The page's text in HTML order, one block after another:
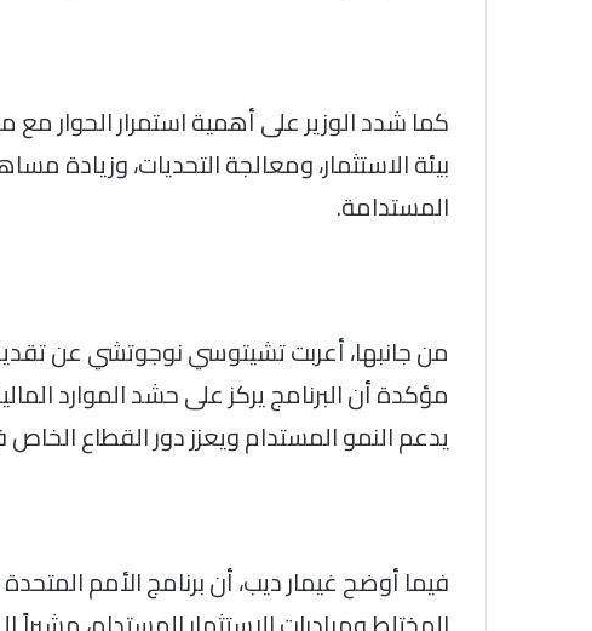
كما شدد الوزير على أهمية استمرار الحوار
بيئة الاستثمار، ومعالجة التحديات، وزيادة
المستدامة.
من جانبها، أعربت تشيتوسي نوجوتشي عن
مؤكدة أن البرنامج يركز على حشد الموارد
يدعم النمو المستدام ويعزز دور القطاع الخاص
فيما أوضح غيمار ديب، أن برنامج الأمم